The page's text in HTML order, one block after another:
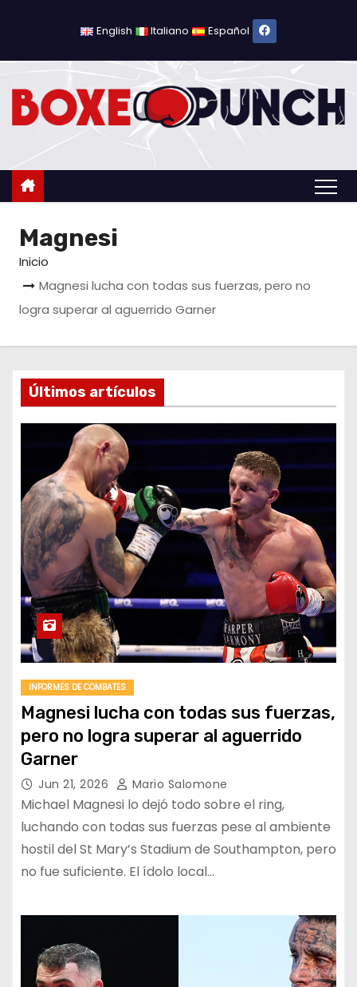
l
d
English Italiano Español
Magnesi
Inicio
Magnesi lucha con todas sus fuerzas, pero no
logra superar al aguerrido Garner
Últimos artículos
INFORMES DE COMBATES
Magnesi lucha con todas sus fuerzas,
pero no logra superar al aguerrido
Garner
Jun 21, 2026 Mario Salomone
Michael Magnesi lo dejó todo sobre el ring,
luchando con todas sus fuerzas pese al ambiente
hostil del St Mary’s Stadium de Southampton, pero
no fue suficiente. El ídolo local…